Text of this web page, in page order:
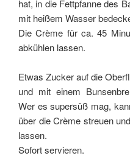
hat, in die Fettpfanne des
mit heißem Wasser
Die Crème für ca. 45
abkühlen lassen.
Etwas Zucker auf die
und mit einem
Wer es supersüß mag,
über die Crème streuen
lassen.
Sofort servieren.